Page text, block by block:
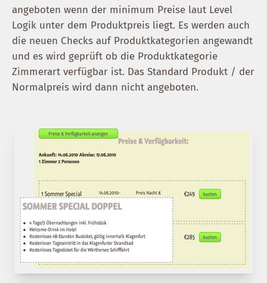
angeboten wenn der minimum Preise laut Level
Logik unter dem Produktpreis liegt. Es werden auch
die neuen Checks auf Produktkategorien angewandt
und es wird geprüft ob die Produktkategorie
Zimmerart verfügbar ist. Das Standard Produkt / der
Normalpreis wird dann nicht angeboten.